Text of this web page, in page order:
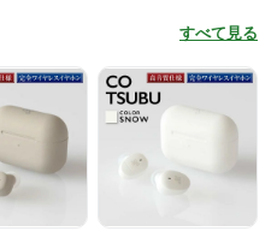
すべて見る